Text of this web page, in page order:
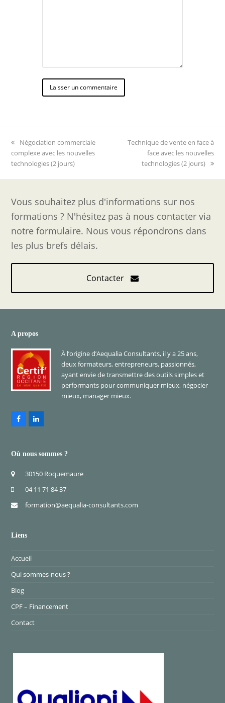
previous
post:
Négociation commerciale
complexe avec les nouvelles
technologies (2 jours)
next
Technique de vente en face à
face avec les nouvelles
technologies (2 jours)
Vous souhaitez plus d'informations sur nos
formations ? N'hésitez pas à nous contacter via
notre formulaire. Nous vous répondrons dans
les plus brefs délais.
Contacter
A propos
À l’origine d’Aequalia Consultants, il y a 25 ans,
deux formateurs, entrepreneurs, passionnés,
ayant envie de transmettre des outils simples et
performants pour communiquer mieux, négocier
mieux, manager mieux.
FacebookLinkedIn
Où nous sommes ?
30150 Roquemaure
04 11 71 84 37
formation@aequalia-consultants.com
Liens
Accueil
Qui sommes-nous ?
Blog
CPF – Financement
Contact